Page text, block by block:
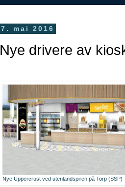
7. mai 2016
Nye drivere av
Nye Uppercrust ved utenlandspiren på Torp (SSP)